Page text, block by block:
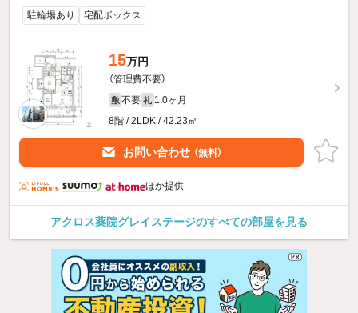
駐輪場あり 宅配ボックス
15万円
（管理費不要）
敷 不要 礼 1.0ヶ月
8階 / 2LDK / 42.23㎡
お問い合わせ （無料）
ほか提供
アクロス薬院グレイステージのすべての部屋を見る